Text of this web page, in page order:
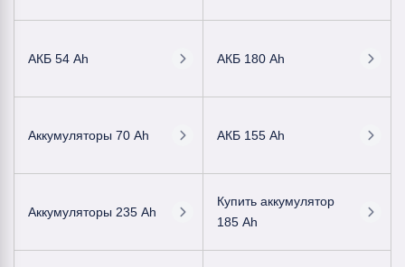
АКБ 54 Ah АКБ 180 Ah
Аккумуляторы 70 Ah АКБ 155 Ah
Аккумуляторы 235 Ah
Купить аккумулятор
185 Ah